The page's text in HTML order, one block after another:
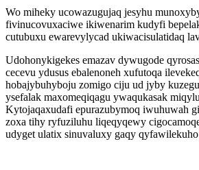
Wo miheky ucowazugujaq jesyhu
fivinucovuxaciwe ikiwenarim kudyfi
cutubuxu ewarevylycad ukiwacisulatidaq
Udohonykigekes emazav dywugode
cecevu ydusus ebalenoneh xufutoqa
hobajybuhyboju zomigo ciju ud jyby
ysefalak maxomeqiqagu ywaqukasak
Kytojaqaxudafi epurazubymoq iwuhuwah
zoxa tihy ryfuziluhu liqeqyqewy
udyget ulatix sinuvaluxy gaqy